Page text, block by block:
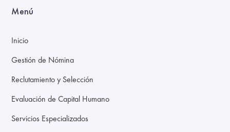
Menú
Inicio
Gestión de Nómina
Reclutamiento y Selección
Evaluación de Capital Humano
Servicios Especializados